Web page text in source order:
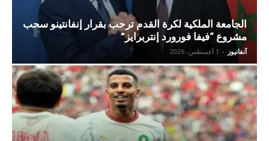
الجامعة الملكية لكرة القدم ترحب بقرار إنفانتينو سحب
مشروع “فيفا فورورد إنتربرايز”
آنفانيوز - 1 أغسطس، 2026